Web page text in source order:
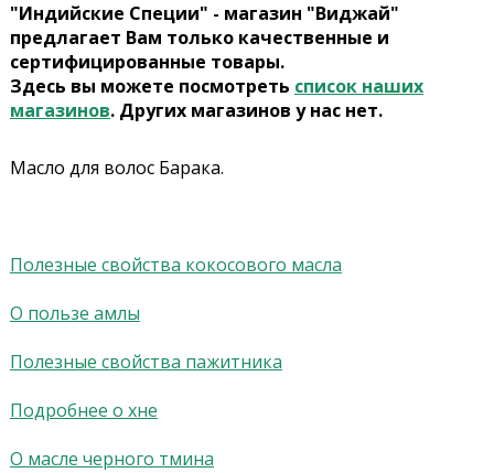
"Индийские Специи" - магазин "Виджай"
предлагает Вам только качественные и
сертифицированные товары.
Здесь вы можете посмотреть список наших
магазинов. Других магазинов у нас нет.
Масло для волос Барака.
Полезные свойства кокосового масла
О пользе амлы
Полезные свойства пажитника
Подробнее о хне
О масле черного тмина